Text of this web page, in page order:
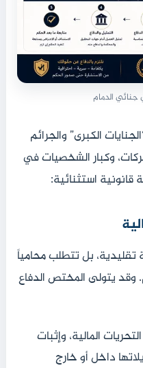
الدمام
الكبرى” والجرائم
وكبار الشخصيات في
قانونية استثنائية:
تقليدية، بل تتطلب محامياً
وقد يتولى المختص الدفاع
المالية، وإثبات
داخل أو خارج